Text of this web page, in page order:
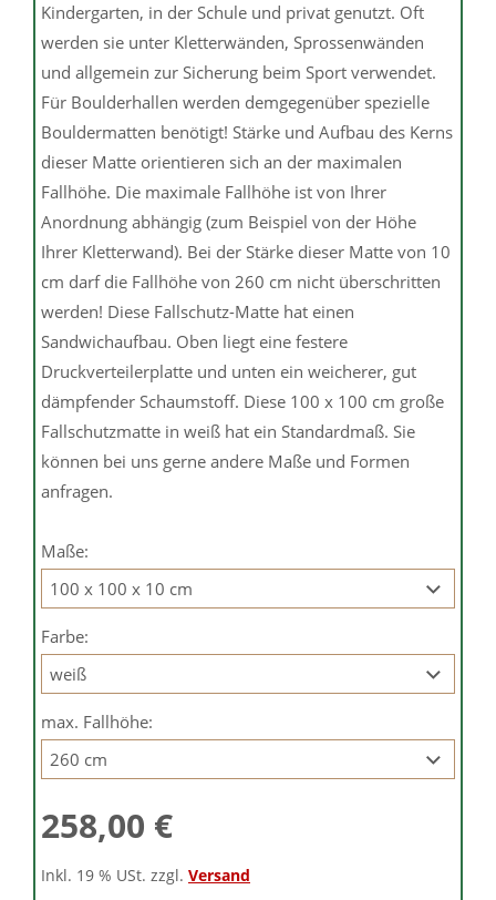
Kindergarten, in der Schule und privat genutzt. Oft
werden sie unter Kletterwänden, Sprossenwänden
und allgemein zur Sicherung beim Sport verwendet.
Für Boulderhallen werden demgegenüber spezielle
Bouldermatten benötigt! Stärke und Aufbau des Kerns
dieser Matte orientieren sich an der maximalen
Fallhöhe. Die maximale Fallhöhe ist von Ihrer
Anordnung abhängig (zum Beispiel von der Höhe
Ihrer Kletterwand). Bei der Stärke dieser Matte von 10
cm darf die Fallhöhe von 260 cm nicht überschritten
werden! Diese Fallschutz-Matte hat einen
Sandwichaufbau. Oben liegt eine festere
Druckverteilerplatte und unten ein weicherer, gut
dämpfender Schaumstoff. Diese 100 x 100 cm große
Fallschutzmatte in weiß hat ein Standardmaß. Sie
können bei uns gerne andere Maße und Formen
anfragen.
Maße:
Farbe:
max. Fallhöhe:
258,00 €
Inkl. 19 % USt. zzgl. Versand